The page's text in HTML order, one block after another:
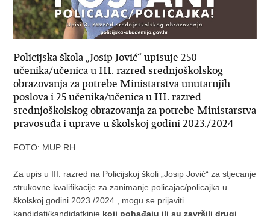
Policijska škola „Josip Jović“ upisuje 250
učenika/učenica u III. razred srednjoškolskog
obrazovanja za potrebe Ministarstva unutarnjih
poslova i 25 učenika/učenica u III. razred
srednjoškolskog obrazovanja za potrebe Ministarstva
pravosuđa i uprave u školskoj godini 2023./2024
FOTO: MUP RH
Za upis u III. razred na Policijskoj školi „Josip Jović“ za stjecanje
strukovne kvalifikacije za zanimanje policajac/policajka u
školskoj godini 2023./2024., mogu se prijaviti
kandidati/kandidatkinje koji pohađaju ili su završili drugi